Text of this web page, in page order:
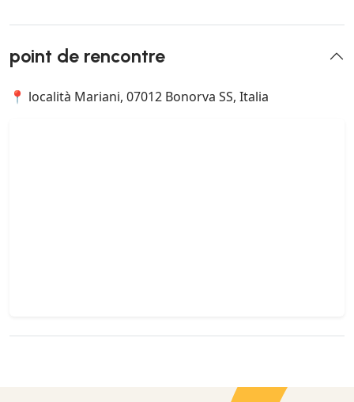
point de rencontre
📍 località Mariani, 07012 Bonorva SS, Italia